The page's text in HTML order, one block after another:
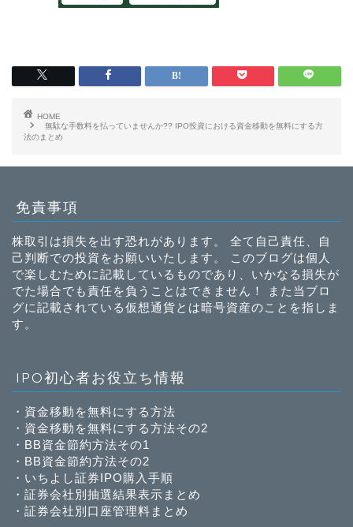
HOME
無駄な手数料を払っていませんか?? IPO投資における資金移動を無料にする方
法のまとめ
免責事項
株取引は損失を出す恐れがあります。 全て自己責任、自
己判断での投資をお願いいたします。 このブログは個人
で楽しむために記載しているものであり、いかなる損失が
でた場合でも責任を負うことはできません！ また当ブロ
グに記載されている仮想通貨とは暗号資産のことを指しま
す。
IPO初心者お役立ち情報
・ 資金移動を無料にする方法
・ 資金移動を無料にする方法その2
・ BB資金節約方法その1
・ BB資金節約方法その2
・ いちよし証券IPO購入手順
・ 証券会社別抽選結果表示まとめ
・ 証券会社別口座管理料まとめ